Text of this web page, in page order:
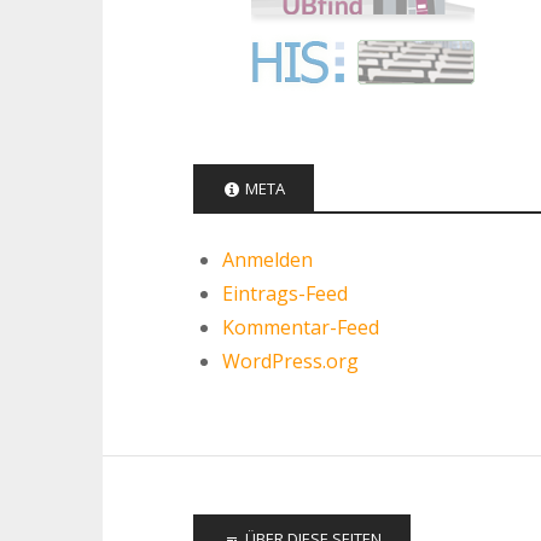
META
Anmelden
Eintrags-Feed
Kommentar-Feed
WordPress.org